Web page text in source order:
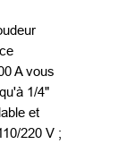
A vous
1/4"
et
220 V ;